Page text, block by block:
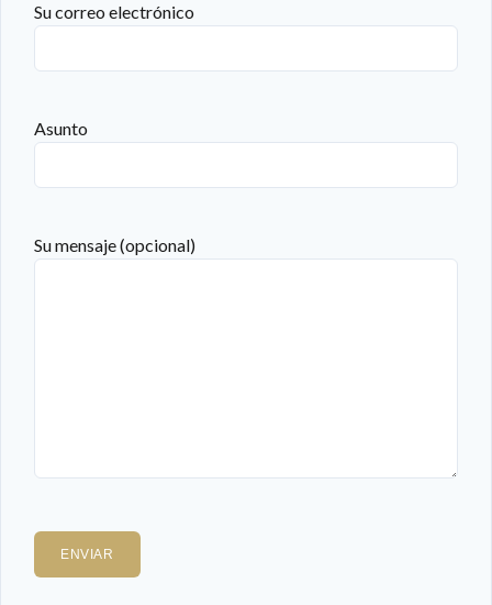
Su correo electrónico
Asunto
Su mensaje (opcional)